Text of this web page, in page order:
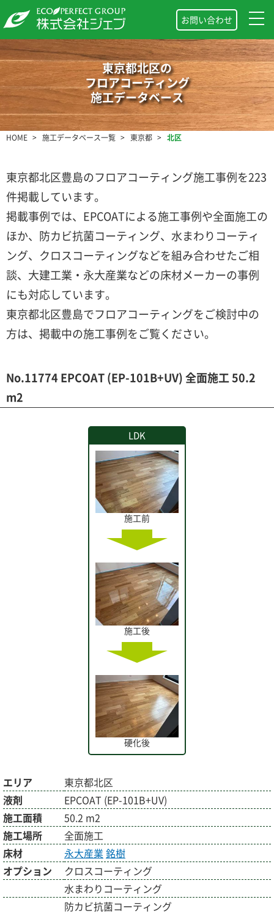
お問い合わせ
東京都北区の
フロアコーティング
施工データベース
HOME 施工データベース一覧 東京都 北区
東京都北区豊島のフロアコーティング施工事例を223
件掲載しています。
掲載事例では、EPCOATによる施工事例や全面施工の
ほか、防カビ抗菌コーティング、水まわりコーティ
ング、クロスコーティングなどを組み合わせたご相
談、大建工業・永大産業などの床材メーカーの事例
にも対応しています。
東京都北区豊島でフロアコーティングをご検討中の
方は、掲載中の施工事例をご覧ください。
No.11774 EPCOAT (EP-101B+UV) 全面施工 50.2
m2
LDK
施工前
施工後
硬化後
エリア
東京都北区
液剤
EPCOAT (EP-101B+UV)
施工面積
50.2 m2
施工場所
全面施工
床材
永大産業 銘樹
オプション
クロスコーティング
水まわりコーティング
防カビ抗菌コーティング